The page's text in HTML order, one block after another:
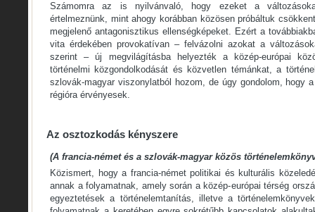
Számomra az is nyilvánvaló, hogy ezeket a
értelmeznünk, mint ahogy korábban közösen próbáltuk
megjelenő antagonisztikus ellenségképeket. Ezért a
vita érdekében provokatívan – felvázolni azokat a
szerint – új megvilágításba helyezték a közép-európai
történelmi közgondolkodását és közvetlen témánkat, a
szlovák-magyar viszonylatból hozom, de úgy gondolom, hogy
régióra érvényesek.
Az osztozkodás kényszere
(A francia-német és a szlovák-magyar közös
Közismert, hogy a francia-német politikai és kulturális
annak a folyamatnak, amely során a közép-európai térség
egyeztetések a történelemtanítás, illetve a